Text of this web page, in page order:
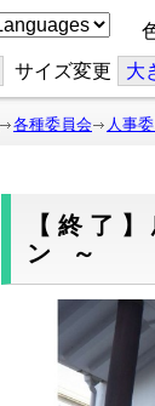
サイズ変更 大
各種委員会 人事
【終了
ン ～